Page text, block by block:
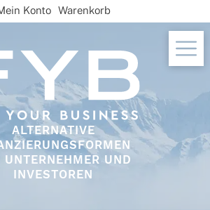
ALTERNATIVE
UNTERNEHMER UND
INVESTOREN
Konto Warenkorb